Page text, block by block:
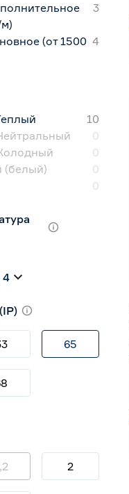
3
(от 1500 4
10
0
0
(белый)
0
0
0
4
65
2